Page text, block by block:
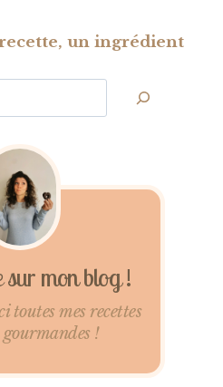
un ingrédient
mon blog !
toutes mes recettes
gourmandes !